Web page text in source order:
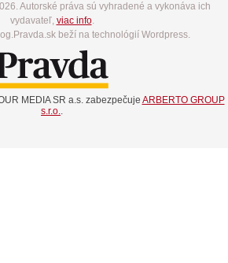
Autorské práva sú vyhradené a vykonáva ich
vydavateľ, viac info.
beží na technológií Wordpress.
MEDIA SR a.s. zabezpečuje ARBERTO GROUP
s.r.o..